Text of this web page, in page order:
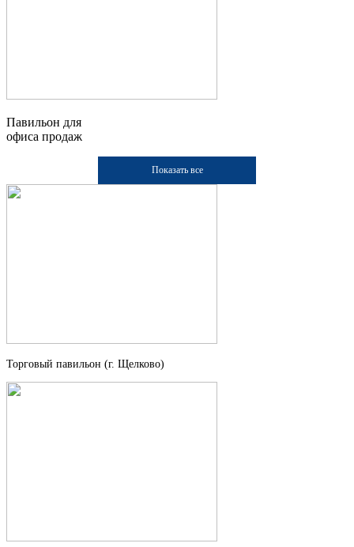
Павильон для
офиса продаж
Показать все
Торговый павильон (г. Щелково)